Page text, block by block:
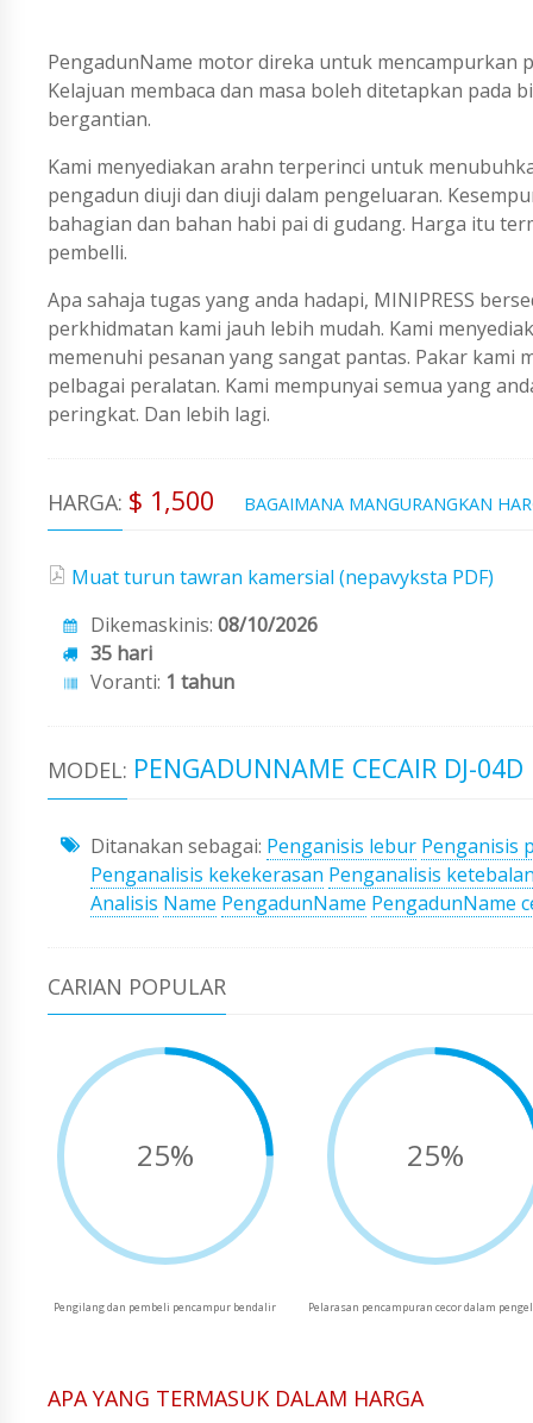
PengadunName motor direka untuk mencampurkan
Kelajuan membaca dan masa boleh ditetapkan pada
bergantian.
Kami menyediakan arahn terperinci untuk
pengadun diuji dan diuji dalam pengeluaran.
bahagian dan bahan habi pai di gudang. Harga itu
pembelli.
Apa sahaja tugas yang anda hadapi, MINIPRESS
perkhidmatan kami jauh lebih mudah. Kami
memenuhi pesanan yang sangat pantas. Pakar
pelbagai peralatan. Kami mempunyai semua yang
peringkat. Dan lebih lagi.
HARGA: $ 1,500 BAGAIMANA MANGURANGKAN
Muat turun tawran kamersial (nepavyksta PDF)
Dikemaskinis: 08/10/2026
35 hari
Voranti: 1 tahun
MODEL: PENGADUNNAME CECAIR DJ-04D
Ditanakan sebagai: Penganisis lebur Penganisis
Penganalisis kekekerasan Penganalisis
Analisis Name PengadunName PengadunName
CARIAN POPULAR
25%
Pengilang dan pembeli pencampur bendalir
25%
Pelarasan pencampuran cecor dalam
APA YANG TERMASUK DALAM HARGA